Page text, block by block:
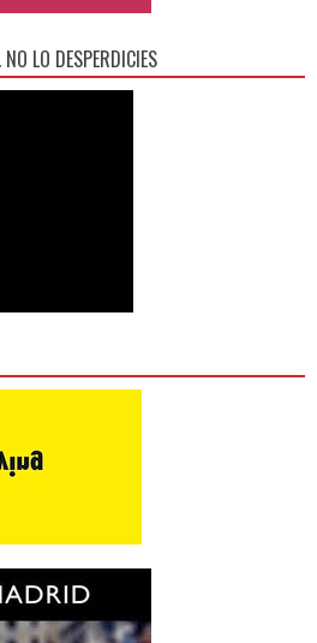
LO DESPERDICIES